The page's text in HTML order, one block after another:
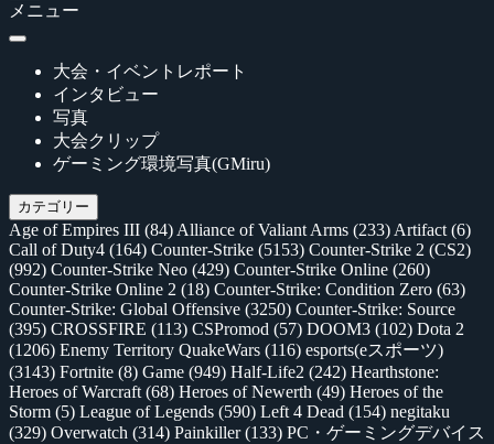
メニュー
大会・イベントレポート
インタビュー
写真
大会クリップ
ゲーミング環境写真(GMiru)
カテゴリー
Age of Empires III (84) Alliance of Valiant Arms (233) Artifact (6)
Call of Duty4 (164) Counter-Strike (5153) Counter-Strike 2 (CS2)
(992) Counter-Strike Neo (429) Counter-Strike Online (260)
Counter-Strike Online 2 (18) Counter-Strike: Condition Zero (63)
Counter-Strike: Global Offensive (3250) Counter-Strike: Source
(395) CROSSFIRE (113) CSPromod (57) DOOM3 (102) Dota 2
(1206) Enemy Territory QuakeWars (116) esports(eスポーツ)
(3143) Fortnite (8) Game (949) Half-Life2 (242) Hearthstone:
Heroes of Warcraft (68) Heroes of Newerth (49) Heroes of the
Storm (5) League of Legends (590) Left 4 Dead (154) negitaku
(329) Overwatch (314) Painkiller(133) PC・ゲーミングデバイス